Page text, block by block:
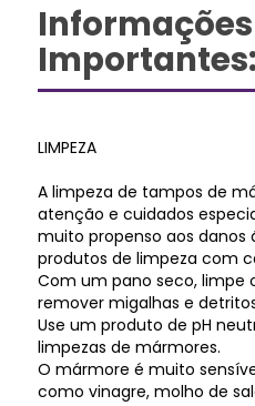
Informações
Importantes:
LIMPEZA
A limpeza de tampos de
atenção e cuidados
muito propenso aos danos
produtos de limpeza com
Com um pano seco, limpe
remover migalhas e
Use um produto de pH
limpezas de mármores.
O mármore é muito
como vinagre, molho de